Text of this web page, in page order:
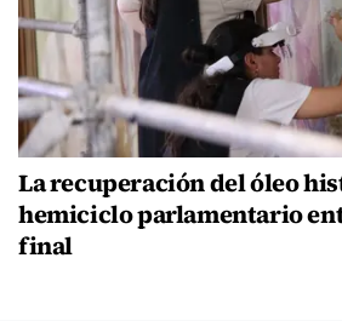
La recuperación del óleo
hemiciclo parlamentario
final